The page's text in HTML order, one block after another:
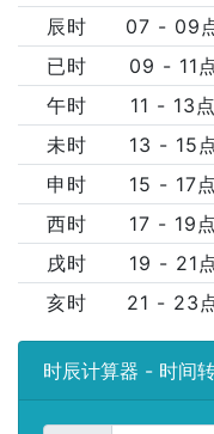
辰时
07 - 09
已时
09 - 11
午时
11 - 13点
未时
13 - 15
申时
15 - 17点
西时
17 - 19点
戌时
19 - 21
亥时
21 - 23
时辰计算器 - 时间